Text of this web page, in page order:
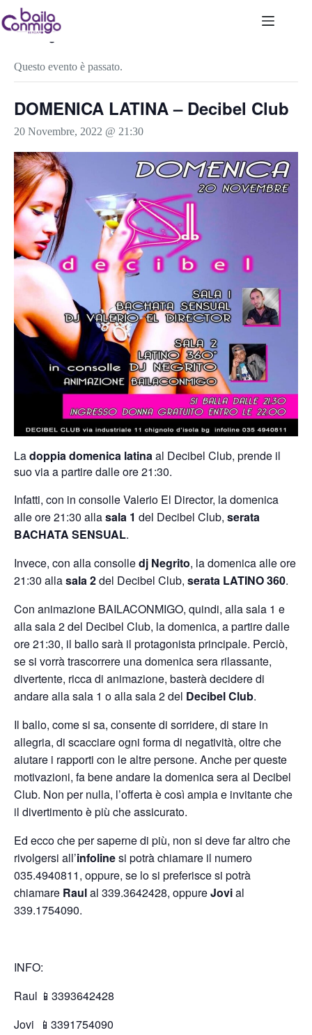
Salta
al
contenuto
« Tutti gli Eventi
Questo evento è passato.
DOMENICA LATINA – Decibel Club
20 Novembre, 2022 @ 21:30
Ladoppia domenica latinaal Decibel Club, prende il
suo via a partire dalle ore 21:30.
Infatti, con in consolle Valerio El Director, la domenica
alle ore 21:30 allasala 1 del Decibel Club, serata
BACHATA SENSUAL.
Invece, con alla consolledj Negrito, la domenica alle ore
21:30 allasala 2del Decibel Club, serata LATINO 360.
Con animazione BAILACONMIGO, quindi, alla sala 1 e
alla sala 2 del Decibel Club, la domenica, a partire dalle
ore 21:30, il ballo sarà il protagonista principale. Perciò,
se si vorrà trascorrere una domenica sera rilassante,
divertente, ricca di animazione, basterà decidere di
andare alla sala 1 o alla sala 2 del Decibel Club.
Il ballo, come si sa, consente di sorridere, di stare in
allegria, di scacciare ogni forma di negatività, oltre che
aiutare i rapporti con le altre persone. Anche per queste
motivazioni, fa bene andare la domenica sera al Decibel
Club. Non per nulla, l’offerta è così ampia e invitante che
il divertimento è più che assicurato.
Ed ecco che per saperne di più, non si deve far altro che
rivolgersi all’infolinesi potrà chiamare il numero
035.4940811, oppure, se lo si preferisce si potrà
chiamare Raulal 339.3642428, oppureJovial
339.1754090.
INFO:
Raul 📱3393642428
Jovi
📱3391754090